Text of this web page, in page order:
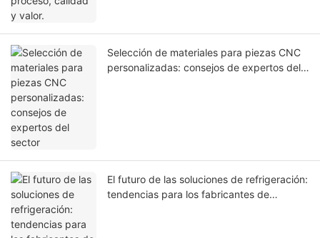
Selección de materiales para piezas CNC
personalizadas: consejos de expertos del
El futuro de las soluciones de refrigeración:
tendencias para los fabricantes de